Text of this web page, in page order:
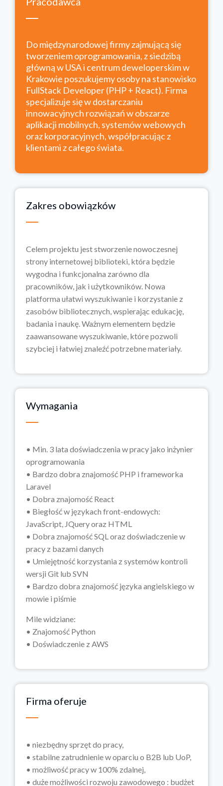
Do międzynarodowej firmy zajmującą się
tworzeniem oprogramowania, z siedzibą
główną w USA i centrum deweloperskim w
Krakowie poszukujemy osoby na stanowisko
FullStack Developer (PHP + React). Firma
specjalizuje się w dostarczaniu
innowacyjnych rozwiązań w obszarze
aplikacji mobilnych, systemów webowych
oraz korporacyjnych, współpracując z
klientami z całego świata.
Zakres obowiązków
Celem projektu jest stworzenie nowoczesnej
strony internetowej biblioteki, która będzie
wygodna i funkcjonalna zarówno dla
pracowników, jak i użytkowników. Nowa
platforma ułatwi wyszukiwanie i korzystanie z
zasobów bibliotecznych, wspierając edukację,
badania i naukę. Ważnym elementem będzie
zaawansowane wyszukiwanie, które pozwoli
szybciej i łatwiej znaleźć potrzebne materiały.
Wymagania
• Min. 3 lata doświadczenia w pracy jako inżynier
oprogramowania
• Bardzo dobra znajomość PHP i frameworka
Laravel
• Dobra znajomość React
• Biegłość w językach front-endowych:
JavaScript, JQuery oraz HTML
• Dobra znajomość SQL oraz doświadczenie w
pracy z bazami danych
• Umiejętność korzystania z systemów kontroli
wersji Git lub SVN
• Bardzo dobra znajomość języka angielskiego w
mowie i piśmie
Mile widziane:
• Znajomość Python
• Doświadczenie z AWS
Firma oferuje
• niezbędny sprzęt do pracy,
• stabilne zatrudnienie w oparciu o B2B lub UoP,
• możliwość pracy w 100% zdalnej,
• duże możliwości rozwoju zawodowego : budżet